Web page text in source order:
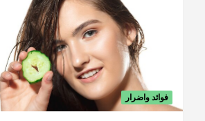
فوائد واضرار